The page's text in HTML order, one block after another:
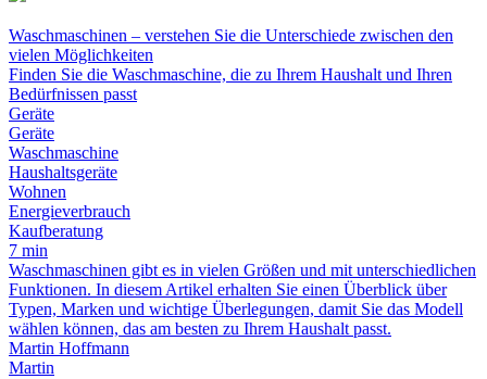
Waschmaschinen – verstehen Sie die Unterschiede zwischen den
vielen Möglichkeiten
Finden Sie die Waschmaschine, die zu Ihrem Haushalt und Ihren
Bedürfnissen passt
Geräte
Geräte
Waschmaschine
Haushaltsgeräte
Wohnen
Energieverbrauch
Kaufberatung
7 min
Waschmaschinen gibt es in vielen Größen und mit unterschiedlichen
Funktionen. In diesem Artikel erhalten Sie einen Überblick über
Typen, Marken und wichtige Überlegungen, damit Sie das Modell
wählen können, das am besten zu Ihrem Haushalt passt.
Martin Hoffmann
Martin